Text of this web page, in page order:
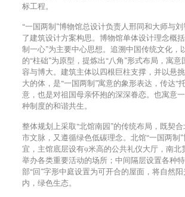
标工程。
“一国两制”博物馆总设计负责人邢同和大师与
了建筑设计方案构思。博物馆单体设计理念概
制一心”为主要中心思想。追溯中国传统文化，
的“柱础”为原型，提炼出“八角”形式布局，寓
容与博大。建筑主体以四根巨柱支撑，并以悬
大的体，是“一国两制”寓意的象形表达，传达“
意，也是对祖国母亲怀抱的深深眷恋。也寓意
种制度的和谐共生。
整体规划上采取“北馆南园”的传统布局，既契
市文脉，又遵循绿色低碳理念。北馆“一国两制
宜，主馆底层设有9米高的公共礼仪大厅，南北
举办各类重要活动的场所；中间隔层设置各种
部“回”字形中庭设置为可开合的屋面，将自然
内，绿色生态。